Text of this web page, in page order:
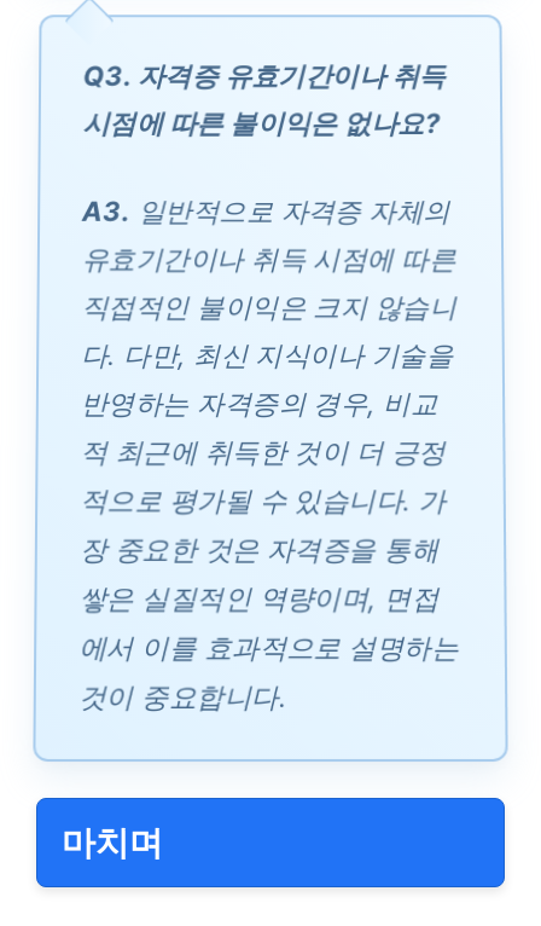
Q3. 자격증 유효기간이나 취득
시점에 따른 불이익은 없나요?
A3. 일반적으로 자격증 자체의
유효기간이나 취득 시점에 따른
직접적인 불이익은 크지 않습니
다. 다만, 최신 지식이나 기술을
반영하는 자격증의 경우, 비교
적 최근에 취득한 것이 더 긍정
적으로 평가될 수 있습니다. 가
장 중요한 것은 자격증을 통해
쌓은 실질적인 역량이며, 면접
에서 이를 효과적으로 설명하는
것이 중요합니다.
마치며